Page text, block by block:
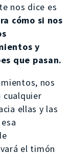
nos dice es
cómo si nos
y
que pasan.
nos
cualquier
ellas y las
el timón